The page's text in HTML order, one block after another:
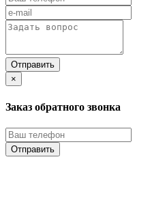
×
Заказ обратного звонка